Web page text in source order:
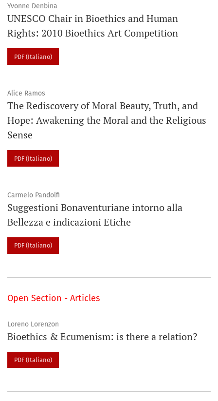
Yvonne Denbina
UNESCO Chair in Bioethics and Human
Rights: 2010 Bioethics Art Competition
PDF (Italiano)
Alice Ramos
The Rediscovery of Moral Beauty, Truth, and
Hope: Awakening the Moral and the Religious
Sense
PDF (Italiano)
Carmelo Pandolfi
Suggestioni Bonaventuriane intorno alla
Bellezza e indicazioni Etiche
PDF (Italiano)
Open Section - Articles
Loreno Lorenzon
Bioethics & Ecumenism: is there a relation?
PDF (Italiano)